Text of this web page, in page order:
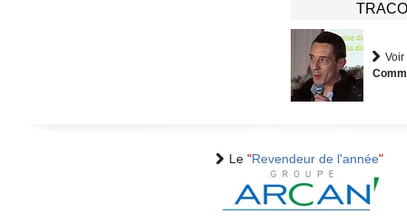
Le "Revendeur de l'année"